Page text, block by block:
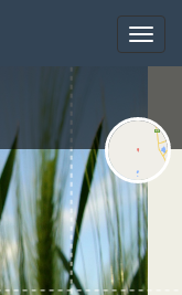
Toggle
Toggle